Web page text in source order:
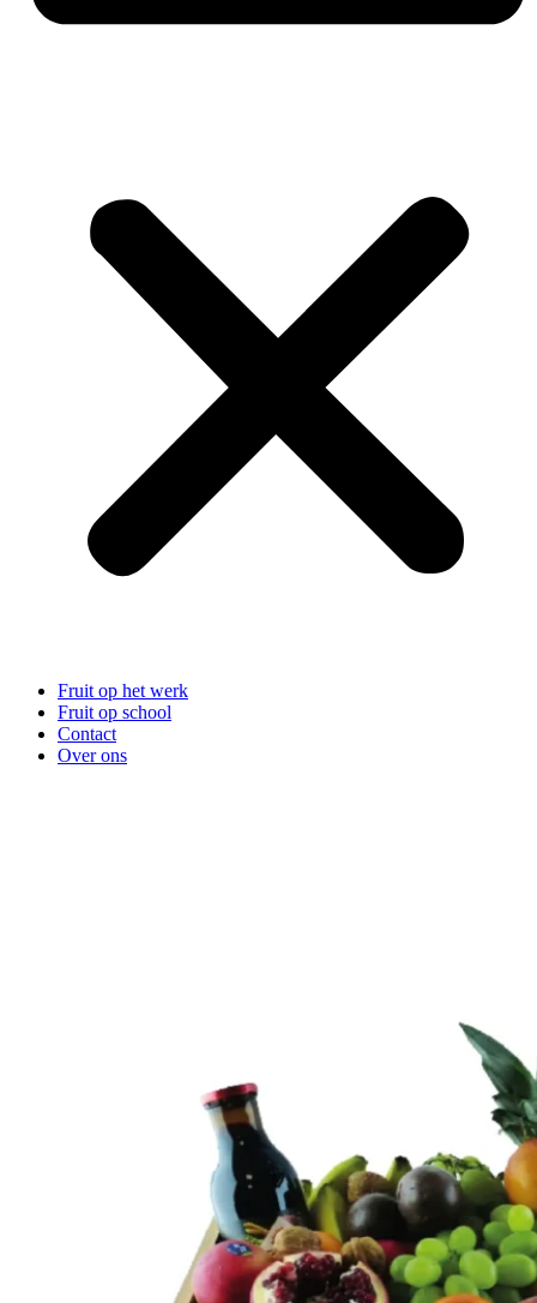
Fruit op het werk
Fruit op school
Contact
Over ons